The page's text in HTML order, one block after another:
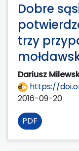
Dobre
trzy
Dariusz
https://
2016-09-20
PDF